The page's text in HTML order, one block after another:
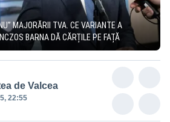
MAJORĂRII TVA. CE VARIANTE A
BARNA DĂ CĂRȚILE PE FAȚĂ
de Valcea
22:55